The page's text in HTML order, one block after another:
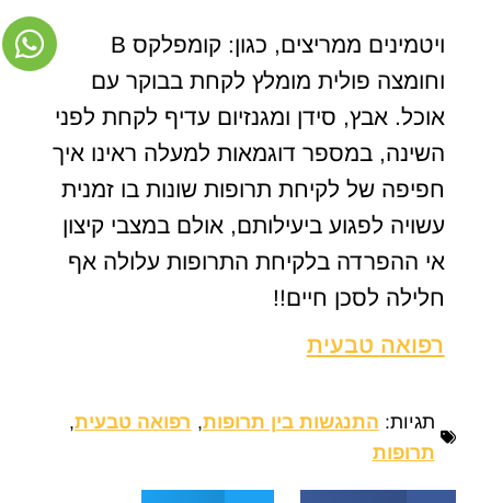
ויטמינים ממריצים, כגון: קומפלקס B
וחומצה פולית מומלץ לקחת בבוקר עם
אוכל. אבץ, סידן ומגנזיום עדיף לקחת לפני
השינה, במספר דוגמאות למעלה ראינו איך
חפיפה של לקיחת תרופות שונות בו זמנית
עשויה לפגוע ביעילותם, אולם במצבי קיצון
אי ההפרדה בלקיחת התרופות עלולה אף
חלילה לסכן חיים!!
רפואה טבעית
תגיות: התנגשות בין תרופות, רפואה טבעית,
תרופות